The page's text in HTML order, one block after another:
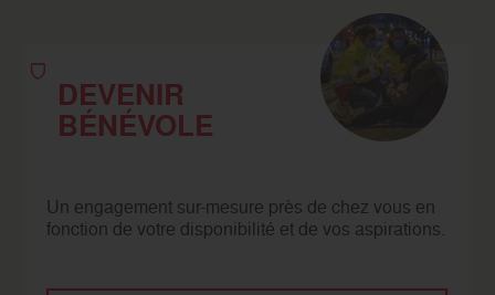
DEVENIR
BÉNÉVOLE
Un engagement sur-mesure près de chez vous en
fonction de votre disponibilité et de vos aspirations.